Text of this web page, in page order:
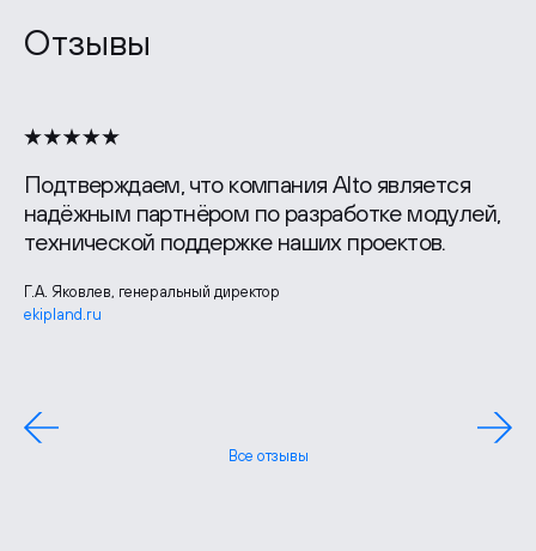
Отзывы
Подтверждаем, что компания Alto является
надёжным партнёром по разработке модулей,
технической поддержке наших проектов.
Г.А. Яковлев, генеральный директор
ekipland.ru
Лидия Шудрико, руководитель отдела маркетинга
Все отзывы